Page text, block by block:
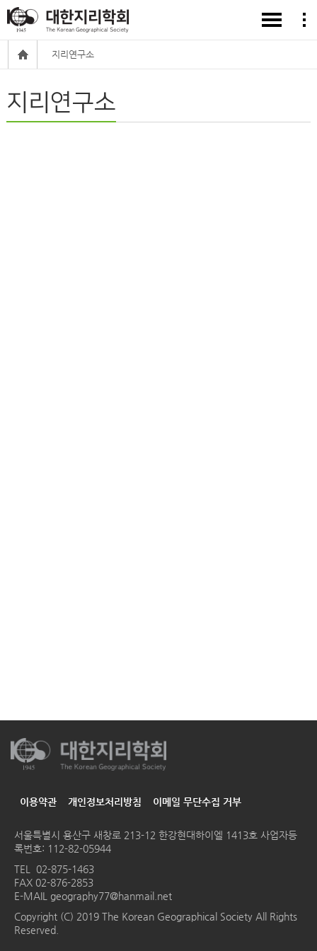
지리연구소
지리연구소
이용약관 개인정보처리방침 이메일 무단수집 거부
서울특별시 용산구 새창로 213-12 한강현대하이엘 1413호 사업자등
록번호: 112-82-05944
TEL 02-875-1463
FAX 02-876-2853
E-MAIL geography77@hanmail.net
Copyright (C) 2019 The Korean Geographical Society All Rights
Reserved.